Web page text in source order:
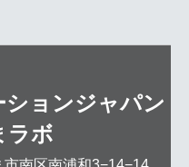
ョンジャパン
ラボ